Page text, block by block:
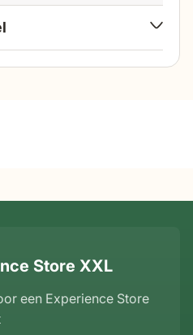
75 cmStore XXL
een Experience Store